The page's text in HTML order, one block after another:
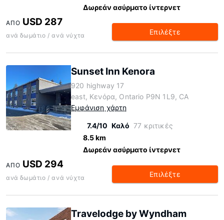
Δωρεάν ασύρματο ίντερνετ
ΑΠΌ USD 287
ανά δωμάτιο / ανά νύχτα Επιλέξτε
Sunset Inn Kenora
920 highway 17
east, Κενόρα, Ontario P9N 1L9, CA
Εμφάνιση χάρτη
7.4/10 Καλό 77 κριτικές
8.5 km
Δωρεάν ασύρματο ίντερνετ
ΑΠΌ USD 294
ανά δωμάτιο / ανά νύχτα Επιλέξτε
Travelodge by Wyndham